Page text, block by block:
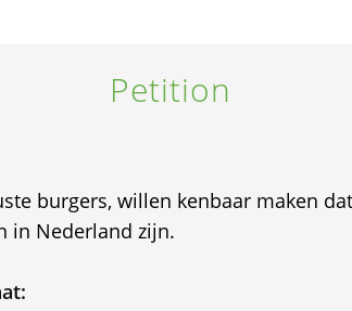
Petition
burgers, willen kenbaar maken
in Nederland zijn.